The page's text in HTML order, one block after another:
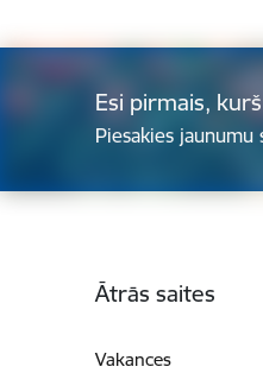
Esi pirmais,
Piesakies jaunumu
Ātrās saites
Vakances